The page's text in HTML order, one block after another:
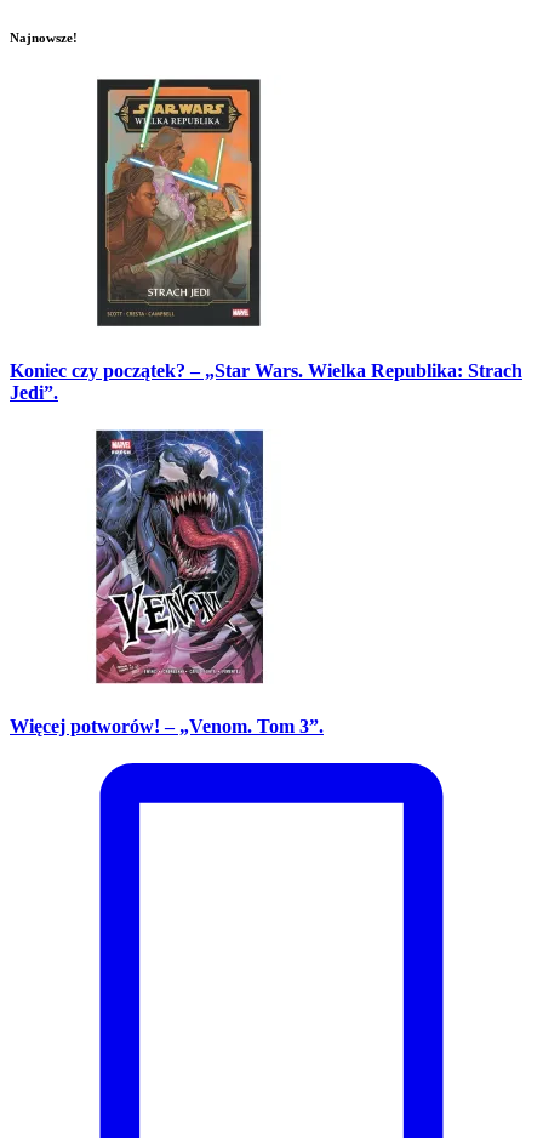
Najnowsze!
Koniec czy początek? – „Star Wars. Wielka Republika: Strach
Jedi”.
Więcej potworów! – „Venom. Tom 3”.